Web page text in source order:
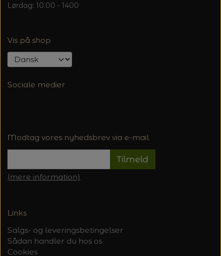
Lørdag: 10.00 - 1400
Vis på shop
Sociale medier
Modtag vores nyhedsbrev via e-mail
Tilmeld
(mere information)
Links
Salgs- og leveringsbetingelser
Sådan handler du hos os
Cookies